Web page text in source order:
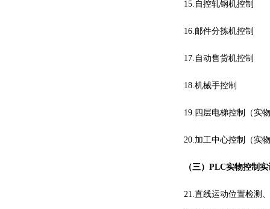
15.自控轧钢机控制
16.邮件分拣机控制
17.自动售货机控制
18.机械手控制
19.四层电梯控制（实
20.加工中心控制（实
（三） PLC实物控制实
21.直线运动位置检测